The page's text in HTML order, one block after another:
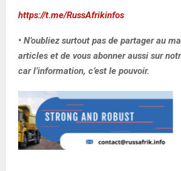
https://t.me/RussAfrikinfos
• N’oubliez surtout pas de partager au
articles et de vous abonner aussi sur
car l’information, c’est le pouvoir.